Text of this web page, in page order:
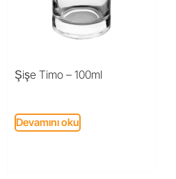
Şişe Timo – 100ml
Devamını oku